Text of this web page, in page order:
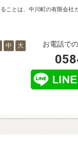
ことは、中川町の有限会社
お電話で
中 大